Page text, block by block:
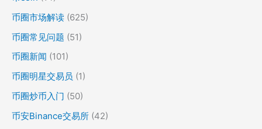
币圈市场解读 (625)
币圈常见问题 (51)
币圈新闻 (101)
币圈明星交易员 (1)
币圈炒币入门 (50)
币安Binance交易所 (42)